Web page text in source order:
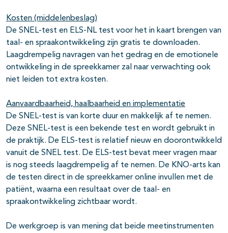
Kosten (middelenbeslag)
De SNEL-test en ELS-NL test voor het in kaart brengen van
taal- en spraakontwikkeling zijn gratis te downloaden.
Laagdrempelig navragen van het gedrag en de emotionele
ontwikkeling in de spreekkamer zal naar verwachting ook
niet leiden tot extra kosten.
Aanvaardbaarheid, haalbaarheid en implementatie
De SNEL-test is van korte duur en makkelijk af te nemen.
Deze SNEL-test is een bekende test en wordt gebruikt in
de praktijk. De ELS-test is relatief nieuw en doorontwikkeld
vanuit de SNEL test. De ELS-test bevat meer vragen maar
is nog steeds laagdrempelig af te nemen. De KNO-arts kan
de testen direct in de spreekkamer online invullen met de
patiënt, waarna een resultaat over de taal- en
spraakontwikkeling zichtbaar wordt.
De werkgroep is van mening dat beide meetinstrumenten